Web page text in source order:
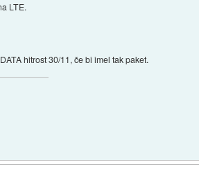
LTE.
hitrost 30/11, če bi imel tak paket.